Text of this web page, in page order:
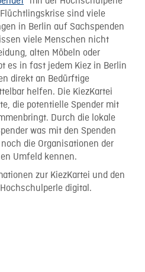
sind viele
in Berlin auf Sachspenden
viele Menschen nicht
alten Möbeln oder
es in fast jedem Kiez in Berlin
direkt an Bedürftige
helfen. Die KiezKartei
die potentielle Spender mit
Durch die lokale
was mit den Spenden
die Organisationen der
Umfeld kennen.
zur KiezKartei und den
digital.